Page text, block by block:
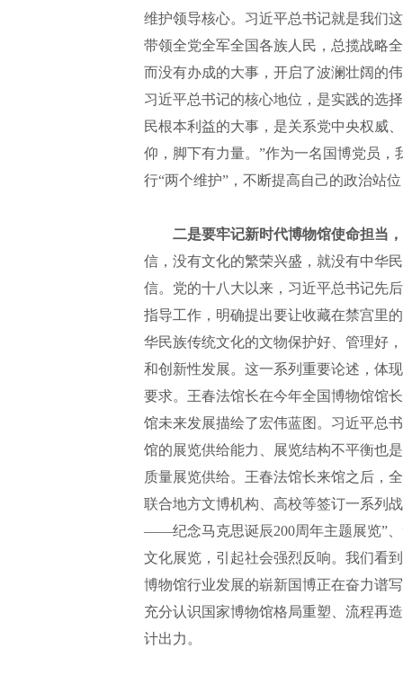
维护领导核心。习近平总书记就是我们
带领全党全军全国各族人民，总揽战略
而没有办成的大事，开启了波澜壮阔的
习近平总书记的核心地位，是实践的选
民根本利益的大事，是关系党中央权威
仰，脚下有力量。”作为一名国博党员，
行“两个维护”，不断提高自己的政治站
二是要牢记新时代博物馆使命担当
信，没有文化的繁荣兴盛，就没有中华
信。党的十八大以来，习近平总书记先
指导工作，明确提出要让收藏在禁宫里
华民族传统文化的文物保护好、管理好
和创新性发展。这一系列重要论述，体
要求。王春法馆长在今年全国博物馆馆
馆未来发展描绘了宏伟蓝图。习近平总
馆的展览供给能力、展览结构不平衡也
质量展览供给。王春法馆长来馆之后，
联合地方文博机构、高校等签订一系列
——纪念马克思诞辰200周年主题展览”、
文化展览，引起社会强烈反响。我们看
博物馆行业发展的崭新国博正在奋力谱
充分认识国家博物馆格局重塑、流程再
计出力。